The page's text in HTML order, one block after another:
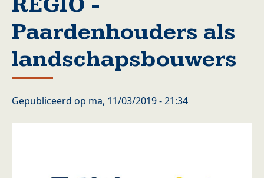
Paardenhouders als
landschapsbouwers
Gepubliceerd op ma, 11/03/2019 - 21:34